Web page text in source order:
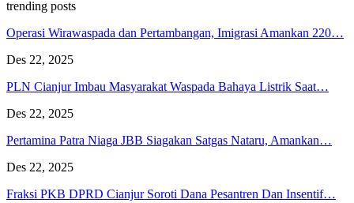
trending posts
Operasi Wirawaspada dan Pertambangan, Imigrasi Amankan 220…
Des 22, 2025
PLN Cianjur Imbau Masyarakat Waspada Bahaya Listrik Saat…
Des 22, 2025
Pertamina Patra Niaga JBB Siagakan Satgas Nataru, Amankan…
Des 22, 2025
Fraksi PKB DPRD Cianjur Soroti Dana Pesantren Dan Insentif…